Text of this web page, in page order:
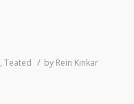
, Teated / by Rein Kinkar